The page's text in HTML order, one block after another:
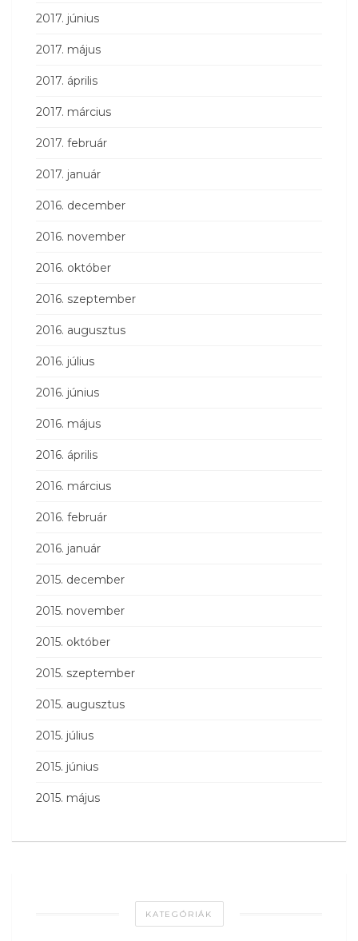
2017. június
2017. május
2017. április
2017. március
2017. február
2017. január
2016. december
2016. november
2016. október
2016. szeptember
2016. augusztus
2016. július
2016. június
2016. május
2016. április
2016. március
2016. február
2016. január
2015. december
2015. november
2015. október
2015. szeptember
2015. augusztus
2015. július
2015. június
2015. május
KATEGÓRIÁK